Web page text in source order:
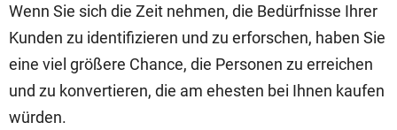
Wenn Sie sich die Zeit nehmen, die Bedürfnisse Ihrer
Kunden zu identifizieren und zu erforschen, haben Sie
eine viel größere Chance, die Personen zu erreichen
und zu konvertieren, die am ehesten bei Ihnen kaufen
würden.